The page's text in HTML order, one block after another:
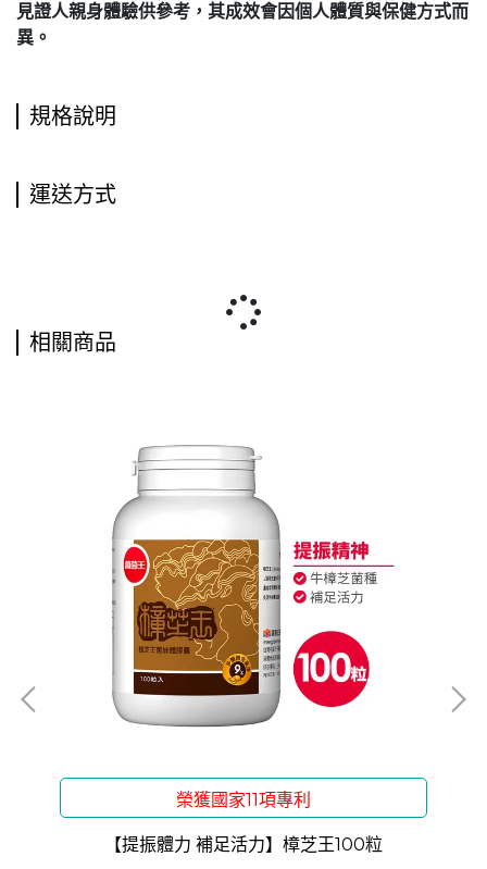
見證人親身體驗供參考，其成效會因個人體質與保健方式而
異。
規格說明
運送方式
相關商品
榮獲國家11項專利
【提振體力 補足活力】樟芝王100粒